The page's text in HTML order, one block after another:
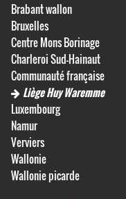
Brabant wallon
Bruxelles
Centre Mons Borinage
Charleroi Sud-Hainaut
Communauté française
Liège Huy Waremme
Luxembourg
Namur
Verviers
Wallonie
Wallonie picarde